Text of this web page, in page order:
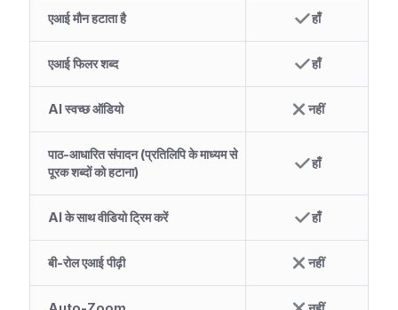
एआई मौन हटाता है हाँ
एआई फिलर शब्द हाँ
AI स्वच्छ ऑडियो नहीं
पाठ-आधारित संपादन (प्रतिलिपि के माध्यम से
पूरक शब्दों को हटाना)
हाँ
AI के साथ वीडियो ट्रिम करें हाँ
बी-रोल एआई पीढ़ी नहीं